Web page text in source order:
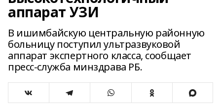
аппарат УЗИ
В ишимбайскую центральную районную
больницу поступил ультразвуковой
аппарат экспертного класса, сообщает
пресс-служба минздрава РБ.